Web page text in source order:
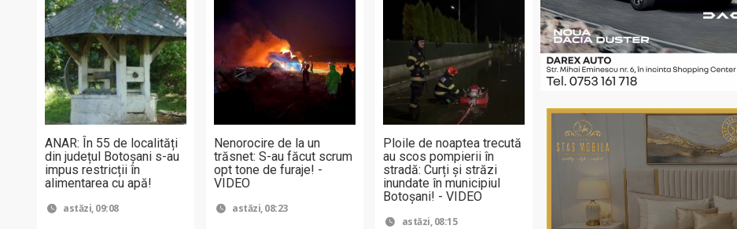
ANAR: În 55 de localități
din județul Botoșani s-au
impus restricții în
alimentarea cu apă!
astăzi, 09:08
Nenorocire de la un
trăsnet: S-au făcut scrum
opt tone de furaje! -
VIDEO
astăzi, 08:23
Ploile de noaptea trecută
au scos pompierii în
stradă: Curți și străzi
inundate în municipiul
Botoșani! - VIDEO
astăzi, 08:15